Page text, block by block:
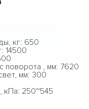
кг: 650
14500
поворота , мм: 7620
мм: 300
кПа: 250~545